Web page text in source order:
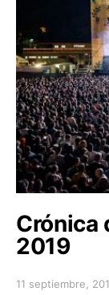
Crónica
2019
Posted on
11 septiembre,